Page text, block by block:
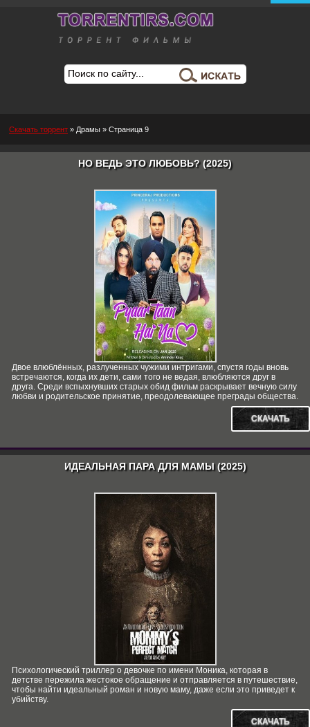
Скачать торрент » Драмы » Страница 9
НО ВЕДЬ ЭТО ЛЮБОВЬ? (2025)
Двое влюблённых, разлученных чужими интригами, спустя годы вновь
встречаются, когда их дети, сами того не ведая, влюбляются друг в
друга. Среди вспыхнувших старых обид фильм раскрывает вечную силу
любви и родительское принятие, преодолевающее преграды общества.
СКАЧАТЬ
ИДЕАЛЬНАЯ ПАРА ДЛЯ МАМЫ (2025)
Психологический триллер о девочке по имени Моника, которая в
детстве пережила жестокое обращение и отправляется в путешествие,
чтобы найти идеальный роман и новую маму, даже если это приведет к
убийству.
СКАЧАТЬ